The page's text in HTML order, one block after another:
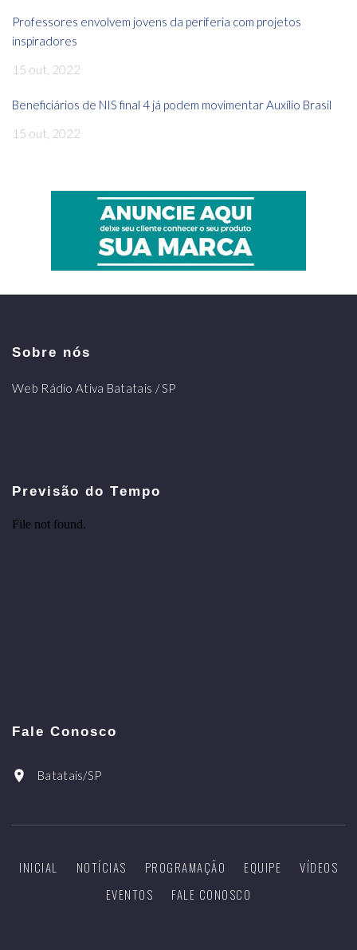
Professores envolvem jovens da periferia com projetos
inspiradores
15 out, 2022
Beneficiários de NIS final 4 já podem movimentar Auxílio Brasil
15 out, 2022
Sobre nós
Web Rádio Ativa Batatais / SP
Previsão do Tempo
Fale Conosco
Batatais/SP
INICIAL NOTÍCIAS PROGRAMAÇÃO EQUIPE
VÍDEOS
EVENTOS
FALE CONOSCO